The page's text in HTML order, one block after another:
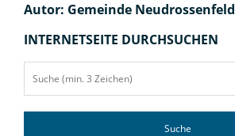
Autor: Gemeinde Neudrossenfeld
INTERNETSEITE DURCHSUCHEN
Suche